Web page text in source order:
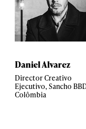
Daniel Alvarez
Director Creativo
Ejecutivo, Sancho
Colômbia